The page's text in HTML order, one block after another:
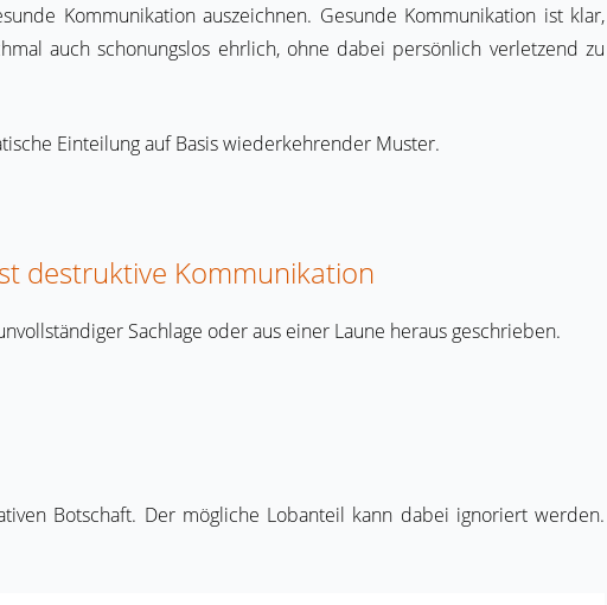
Kommunikation auszeichnen. Gesunde Kommunikation ist klar,
auch schonungslos ehrlich, ohne dabei persönlich verletzend zu
Einteilung auf Basis wiederkehrender Muster.
destruktive Kommunikation
Sachlage oder aus einer Laune heraus geschrieben.
Botschaft. Der mögliche Lobanteil kann dabei ignoriert werden.